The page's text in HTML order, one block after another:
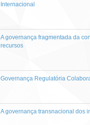
Internacional
A governança fragmentada da
recursos
Governança Regulatória
A governança transnacional dos